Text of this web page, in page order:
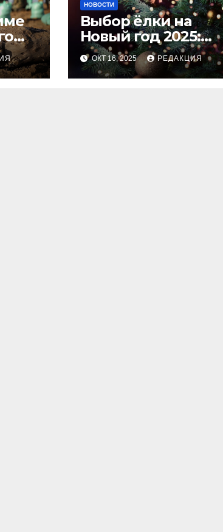
НОВОСТИ
Выбор ёлки на
Новый год 2025:
тренды и советы
для идеального
праздника
ОКТ 16, 2025 РЕДАКЦИЯ